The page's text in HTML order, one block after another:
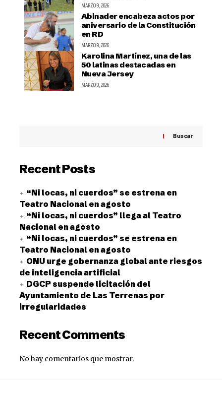
MARZO 9, 2026
Abinader encabeza actos por
aniversario de la Constitución
en RD
MARZO 9, 2026
Karolina Martínez, una de las
50 latinas destacadas en
Nueva Jersey
MARZO 9, 2026
Buscar
Recent Posts
“Ni locas, ni cuerdos” se estrena en
Teatro Nacional en agosto
“Ni locas, ni cuerdos” llega al Teatro
Nacional en agosto
“Ni locas, ni cuerdos” se estrena en
Teatro Nacional en agosto
ONU urge gobernanza global ante riesgos
de inteligencia artificial
DGCP suspende licitación del
Ayuntamiento de Las Terrenas por
irregularidades
Recent Comments
No hay comentarios que mostrar.